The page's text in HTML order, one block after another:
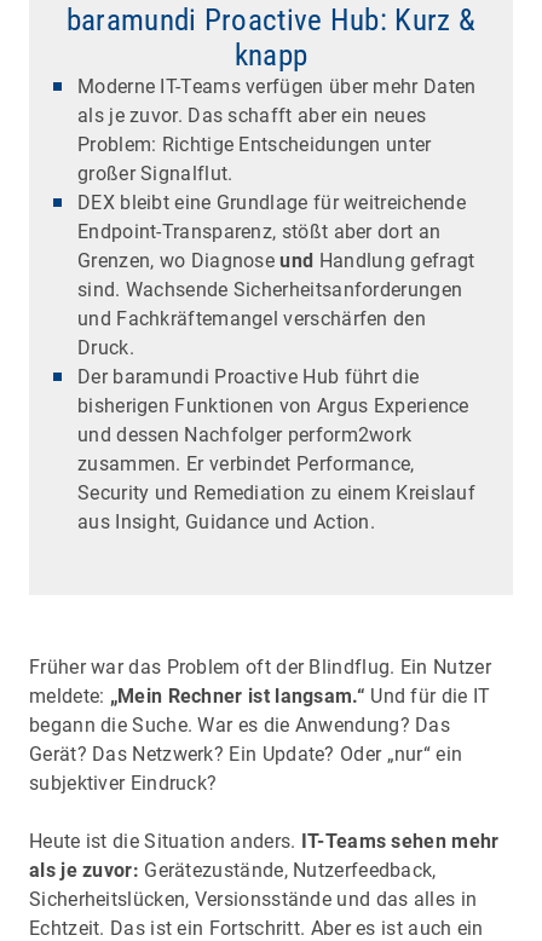
baramundi Proactive Hub: Kurz &
knapp
Moderne IT-Teams verfügen über mehr Daten
als je zuvor. Das schafft aber ein neues
Problem: Richtige Entscheidungen unter
großer Signalflut.
DEX bleibt eine Grundlage für weitreichende
Endpoint-Transparenz, stößt aber dort an
Grenzen, wo Diagnoseund Handlung gefragt
sind. Wachsende Sicherheitsanforderungen
und Fachkräftemangel verschärfen den
Druck.
Der baramundi Proactive Hub führt die
bisherigen Funktionen von Argus Experience
und dessen Nachfolger perform2work
zusammen. Er verbindet Performance,
Security und Remediation zu einem Kreislauf
aus Insight, Guidance und Action.
Früher war das Problem oft der Blindflug. Ein Nutzer
meldete: „Mein Rechner ist langsam.“ Und für die IT
begann die Suche. War es die Anwendung? Das
Gerät? Das Netzwerk? Ein Update? Oder „nur“ ein
subjektiver Eindruck?
Heute ist die Situation anders. IT-Teams sehen mehr
als je zuvor: Gerätezustände, Nutzerfeedback,
Sicherheitslücken, Versionsstände und das alles in
Echtzeit. Das ist ein Fortschritt. Aber es ist auch ein